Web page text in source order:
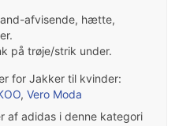
afvisende, hætte,
på trøje/strik under.
for Jakker til kvinder:
, Vero Moda
af adidas i denne kategori